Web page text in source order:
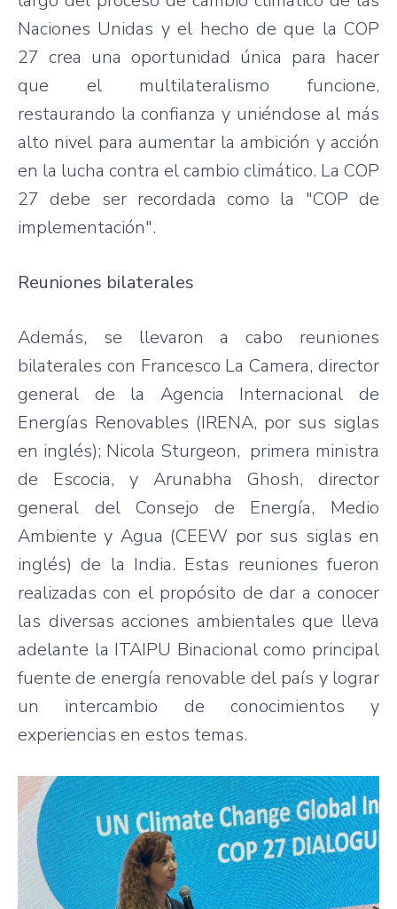
Naciones Unidas y el hecho de que la COP
27 crea una oportunidad única para hacer
que el multilateralismo funcione,
restaurando la confianza y uniéndose al más
alto nivel para aumentar la ambición y acción
en la lucha contra el cambio climático. La COP
27 debe ser recordada como la "COP de
implementación".
Reuniones bilaterales
Además, se llevaron a cabo reuniones
bilaterales con Francesco La Camera, director
general de la Agencia Internacional de
Energías Renovables (IRENA, por sus siglas
en inglés); Nicola Sturgeon, primera ministra
de Escocia, y Arunabha Ghosh, director
general del Consejo de Energía, Medio
Ambiente y Agua (CEEW por sus siglas en
inglés) de la India. Estas reuniones fueron
realizadas con el propósito de dar a conocer
las diversas acciones ambientales que lleva
adelante la ITAIPU Binacional como principal
fuente de energía renovable del país y lograr
un intercambio de conocimientos y
experiencias en estos temas.